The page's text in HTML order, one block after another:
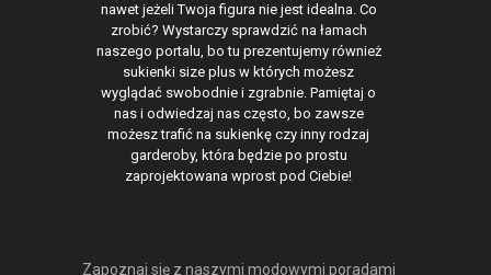
nawet jeżeli Twoja figura nie jest idealna. Co
zrobić? Wystarczy sprawdzić na łamach
naszego portalu, bo tu prezentujemy również
sukienki size plus w których możesz
wyglądać swobodnie i zgrabnie. Pamiętaj o
nas i odwiedzaj nas często, bo zawsze
możesz trafić na sukienkę czy inny rodzaj
garderoby, która będzie po prostu
zaprojektowana wprost pod Ciebie!
Zapoznaj się z naszymi modowymi poradami